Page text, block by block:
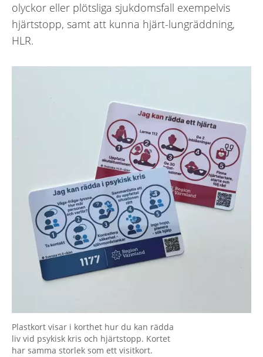
olyckor eller plötsliga sjukdomsfall exempelvis
hjärtstopp, samt att kunna hjärt-lungräddning,
HLR.
Plastkort visar i korthet hur du kan rädda
liv vid psykisk kris och hjärtstopp. Kortet
har samma storlek som ett visitkort.